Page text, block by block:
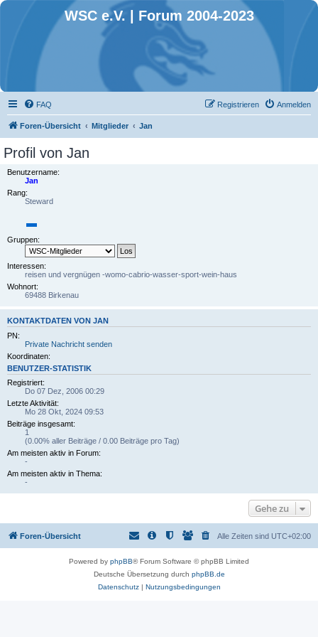
WSC e.V. | Forum 2004-2023
FAQ Anmelden
Registrieren
Foren-Übersicht Mitglieder Jan
Profil von Jan
Benutzername:
Jan
Rang:
Steward
Gruppen:
Interessen:
reisen und vergnügen -womo-cabrio-wasser-sport-wein-haus
Wohnort:
69488 Birkenau
KONTAKTDATEN VON JAN
PN:
Private Nachricht senden
Koordinaten:
BENUTZER-STATISTIK
Registriert:
Do 07 Dez, 2006 00:29
Letzte Aktivität:
Mo 28 Okt, 2024 09:53
Beiträge insgesamt:
1
(0.00% aller Beiträge / 0.00 Beiträge pro Tag)
Am meisten aktiv in Forum:
-
Am meisten aktiv in Thema:
-
Gehe zu
Foren-Übersicht Alle Zeiten sind UTC+02:00
Powered by phpBB® Forum Software © phpBB Limited
Deutsche Übersetzung durch phpBB.de
Datenschutz| Nutzungsbedingungen